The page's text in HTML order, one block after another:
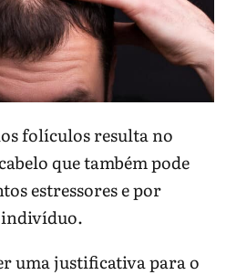
folículos resulta no
que também pode
estressores e por
indivíduo.
uma justificativa para o